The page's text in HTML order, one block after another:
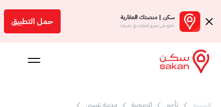
سكن | منصتك العقارية
اطلع على جميع العقارات في تطبيقنا حمل التطبيق
الرئيسية تأجير الجنوبية
مدينة عيسى